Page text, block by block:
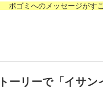
ボゴミへのメッセージがす
ーリーで「イサン